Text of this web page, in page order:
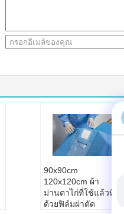
90x90cm
120x120cm ผ้า
ม่านตาไก่ที่ใช้แล้วทิ้ง
ด้วยฟิล์มผ่าตัด